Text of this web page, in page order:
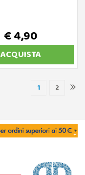
€ 4,90
ACQUISTA
1 2